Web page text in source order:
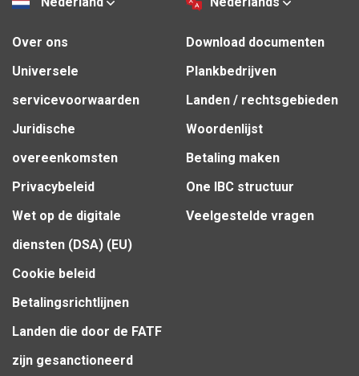
Over ons
Universele
servicevoorwaarden
Juridische
overeenkomsten
Privacybeleid
Wet op de digitale
diensten (DSA) (EU)
Cookie beleid
Betalingsrichtlijnen
Landen die door de FATF
zijn gesanctioneerd
Download documenten
Plankbedrijven
Landen / rechtsgebieden
Woordenlijst
Betaling maken
One IBC structuur
Veelgestelde vragen